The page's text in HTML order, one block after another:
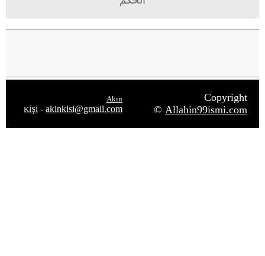
Copyright
© Allahin99ismi.com
Akın
KİŞİ - akinkisi@gmail.com